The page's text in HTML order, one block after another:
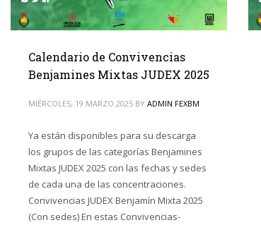
Calendario de Convivencias
Benjamines Mixtas JUDEX 2025
MIÉRCOLES, 19 MARZO 2025 BY ADMIN FEXBM
Ya están disponibles para su descarga
los grupos de las categorías Benjamines
Mixtas JUDEX 2025 con las fechas y sedes
de cada una de las concentraciones.
Convivencias JUDEX Benjamín Mixta 2025
(Con sedes) En estas Convivencias-